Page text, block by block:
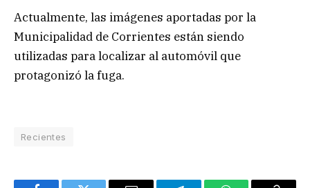
Actualmente, las imágenes aportadas por la
Municipalidad de Corrientes están siendo
utilizadas para localizar al automóvil que
protagonizó la fuga.
Recientes